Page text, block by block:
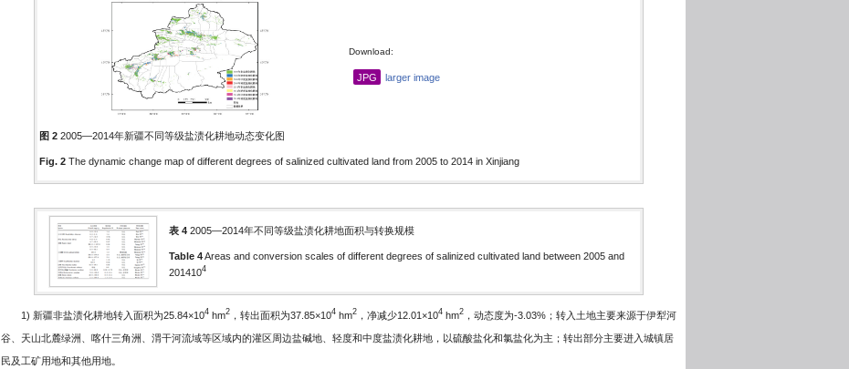
Download:
JPG larger image
图 22005—2014年新疆不同等级盐渍化耕地动态变化图
Fig. 2The dynamic change map of different degrees of salinized cultivated land from 2005 to 2014 in Xinjiang
表 42005—2014年不同等级盐渍化耕地面积与转换规模
Table 4Areas and conversion scales of different degrees of salinized cultivated land between 2005 and
2014104
1) 新疆非盐渍化耕地转入面积为25.84×104hm2，转出面积为37.85×104hm2，净减少12.01×104hm2，动态度为-3.03%；转入土地主要来源于伊犁河
谷、天山北麓绿洲、喀什三角洲、渭干河流域等区域内的灌区周边盐碱地、轻度和中度盐渍化耕地，以硫酸盐化和氯盐化为主；转出部分主要进入城镇居
民及工矿用地和其他用地。